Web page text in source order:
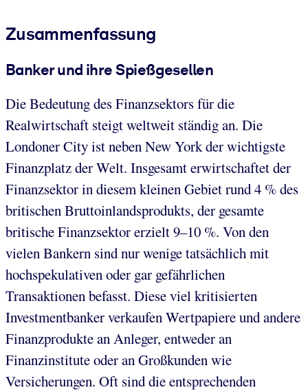
Zusammenfassung
Banker und ihre Spießgesellen
Die Bedeutung des Finanzsektors für die
Realwirtschaft steigt weltweit ständig an. Die
Londoner City ist neben New York der wichtigste
Finanzplatz der Welt. Insgesamt erwirtschaftet der
Finanzsektor in diesem kleinen Gebiet rund 4 % des
britischen Bruttoinlandsprodukts, der gesamte
britische Finanzsektor erzielt 9–10 %. Von den
vielen Bankern sind nur wenige tatsächlich mit
hochspekulativen oder gar gefährlichen
Transaktionen befasst. Diese viel kritisierten
Investmentbanker verkaufen Wertpapiere und andere
Finanzprodukte an Anleger, entweder an
Finanzinstitute oder an Großkunden wie
Versicherungen. Oft sind die entsprechenden